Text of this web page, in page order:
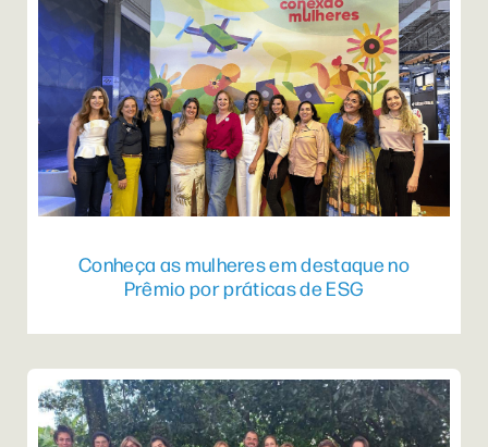
Conheça as mulheres em destaque no
Prêmio por práticas de ESG